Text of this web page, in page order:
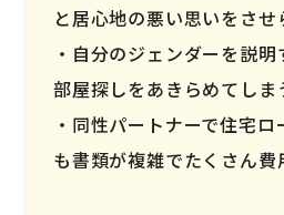
と居心地の悪い思いをさ
自分のジェンダーを説
部屋探しをあきらめてしま
同性パートナーで住宅ロ
も書類が複雑でたくさん費